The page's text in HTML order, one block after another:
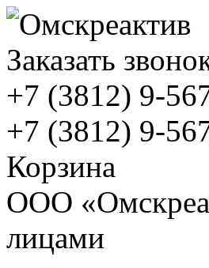
Заказать
+7 (3812) 9-
+7 (3812) 9-
Корзина
ООО
лицами